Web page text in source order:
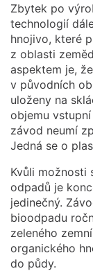
Zbytek po
technologií
hnojivo, které
z oblasti
aspektem je,
v původních
uloženy na
objemu
závod neumí
Jedná se o
Kvůli možnosti
odpadů je
jedinečný.
bioodpadu
zeleného
organického
do půdy.